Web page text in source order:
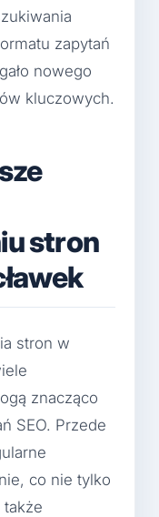
zapytań
nowego
kluczowych.
stron
stron w
znacząco
SEO. Przede
co nie tylko